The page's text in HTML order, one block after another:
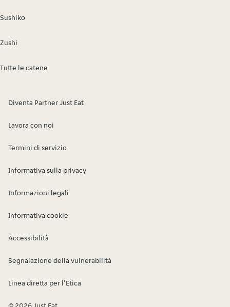
Sushiko
Zushi
Tutte le catene
Diventa Partner Just Eat
Lavora con noi
Termini di servizio
Informativa sulla privacy
Informazioni legali
Informativa cookie
Accessibilità
Segnalazione della vulnerabilità
Linea diretta per l’Etica